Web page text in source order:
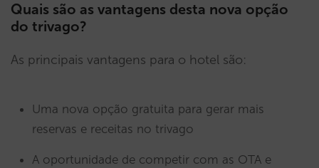
Quais são as vantagens desta nova opção
do trivago?
As principais vantagens para o hotel são:
Uma nova opção gratuita para gerar mais
reservas e receitas no trivago
A oportunidade de competir com as OTA e